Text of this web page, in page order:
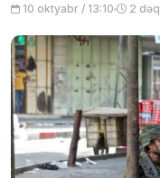
10 oktyabr / 13:10 2 dəq